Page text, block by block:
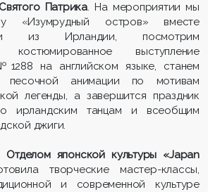
Патрика. На мероприятии мы
«Изумрудный остров» вместе
из Ирландии, посмотрим
костюмированное выступление
на английском языке, станем
песочной анимации по мотивам
легенды, а завершится праздник
ирландским танцам и всеобщим
джиги.
Отделом японской культуры «Japan
творческие мастер-классы,
и современной культуре